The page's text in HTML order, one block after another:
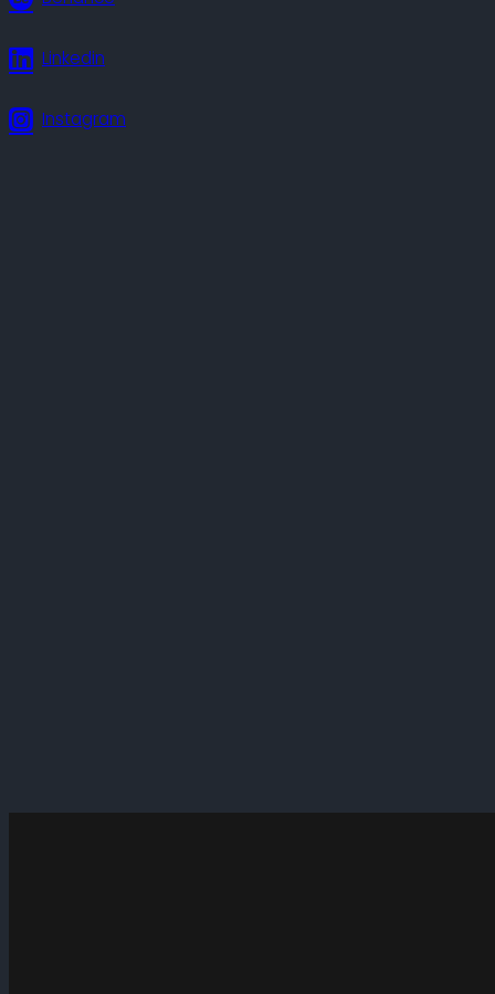
Linkedin
Instagram